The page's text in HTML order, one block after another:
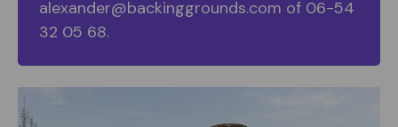
alexander@backinggrounds.com of 06-54
32 05 68.